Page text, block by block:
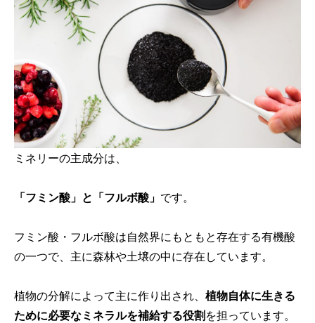
ミネリーの主成分は、
「フミン酸」と「フルボ酸」 です。
フミン酸・フルボ酸は自然界にもともと存在する有機酸
の一つで、主に森林や土壌の中に存在しています。
植物の分解によって主に作り出され、 植物自体に生きる
ために必要なミネラルを補給する役割 を担っています。